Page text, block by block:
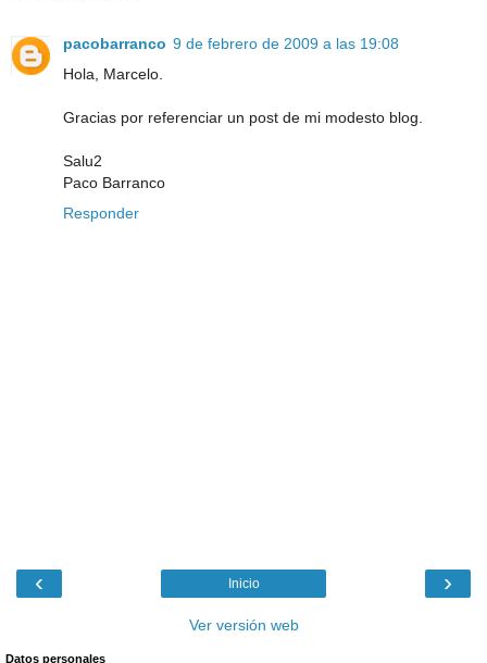
pacobarranco 9 de febrero de 2009 a las 19:08
Hola, Marcelo.
Gracias por referenciar un post de mi modesto blog.
Salu2
Paco Barranco
Responder
‹ ›
Inicio
Ver versión web
Datos personales